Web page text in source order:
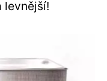
levnější!